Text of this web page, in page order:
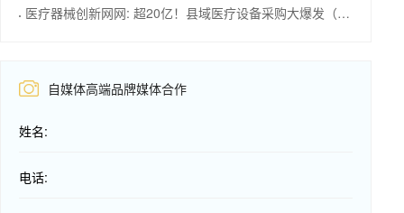
医疗器械创新网网: 超20亿！县域医疗设备采购大爆发（附清单）
自媒体高端品牌媒体合作
姓名:
电话: